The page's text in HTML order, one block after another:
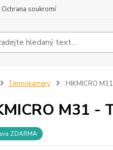
Ochrana soukromí
Termokamery HIKMICRO
M31 -
ZDARMA